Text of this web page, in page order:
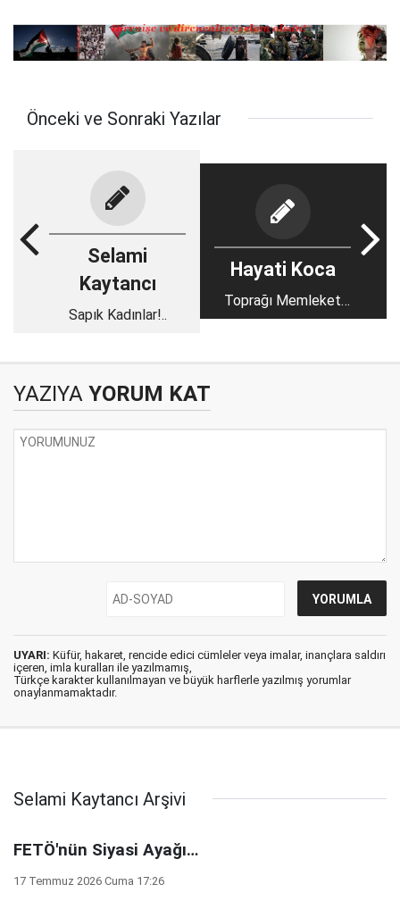
Önceki ve Sonraki Yazılar
Selami
Kaytancı
Sapık Kadınlar!..
Hayati Koca
Toprağı Memleket
Yapanların Ve Bir
YAZIYA YORUM KAT
UYARI: Küfür, hakaret, rencide edici cümleler veya imalar, inançlara saldırı
içeren, imla kuralları ile yazılmamış,
Türkçe karakter kullanılmayan ve büyük harflerle yazılmış yorumlar
onaylanmamaktadır.
Selami Kaytancı Arşivi
FETÖ'nün Siyasi Ayağı…
17 Temmuz 2026 Cuma 17:26